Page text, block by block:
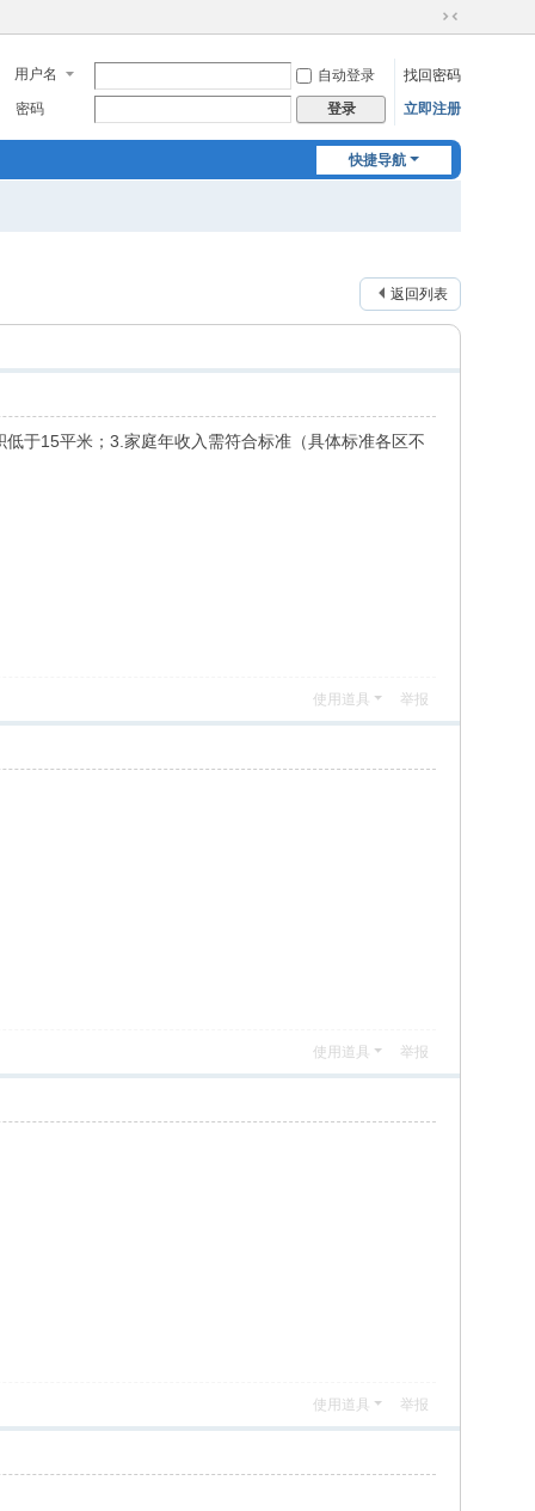
切
到
窄
用户名 自动登录
找回密码
密码
登录 立即注册
快捷导航
返回列表
于15平米；3.家庭年收入需符合标准（具体标准各区不
使用道具 举报
使用道具 举报
使用道具 举报